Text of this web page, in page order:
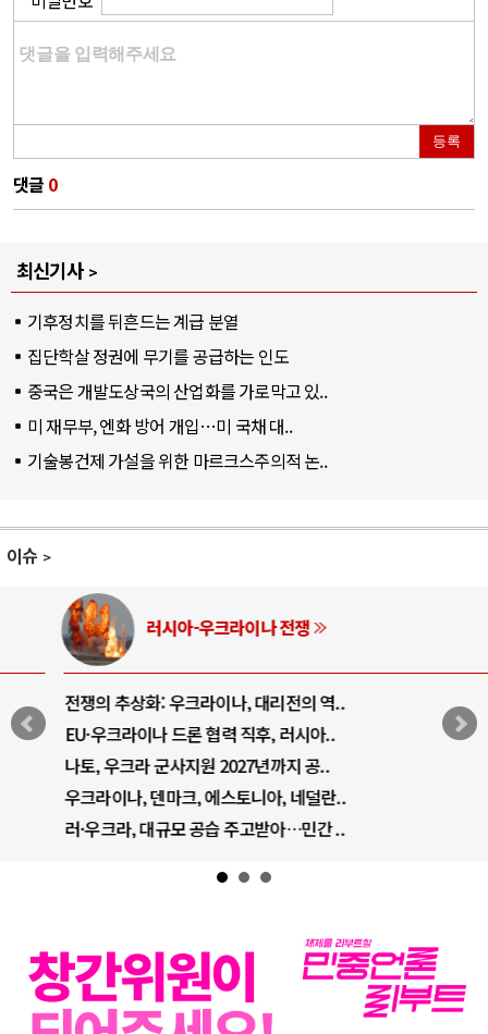
등록
댓글 0
최신기사
기후정치를 뒤흔드는 계급 분열
집단학살 정권에 무기를 공급하는 인도
중국은 개발도상국의 산업화를 가로막고 있..
미 재무부, 엔화 방어 개입…미 국채 대..
기술봉건제 가설을 위한 마르크스주의적 논..
이슈
러시아-우크라이나 전쟁
전쟁의 추상화: 우크라이나, 대리전의 역..
EU·우크라이나 드론 협력 직후, 러시아..
나토, 우크라 군사지원 2027년까지 공..
우크라이나, 덴마크, 에스토니아, 네덜란..
러·우크라, 대규모 공습 주고받아…민간 ..